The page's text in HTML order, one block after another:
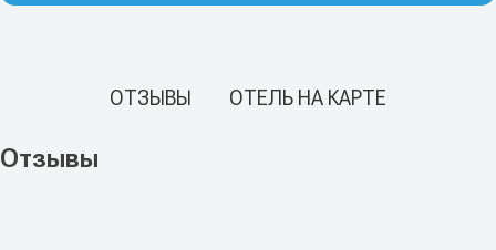
ОТЗЫВЫ ОТЕЛЬ НА КАРТЕ
Отзывы